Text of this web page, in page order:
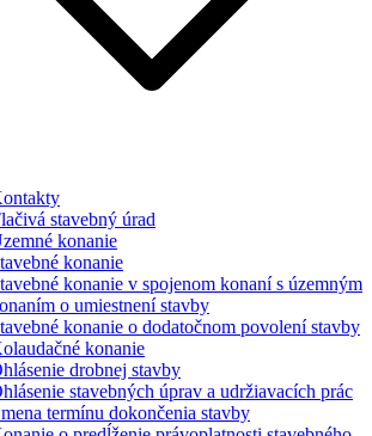
stavebný úrad
konanie
konanie
konanie v spojenom konaní s územným
o umiestnení stavby
konanie o dodatočnom povolení stavby
konanie
drobnej stavby
stavebných úprav a udržiavacích prác
termínu dokončenia stavby